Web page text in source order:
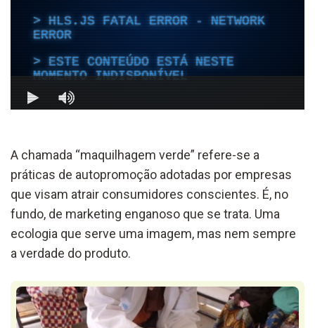
A chamada “maquilhagem verde” refere-se a
práticas de autopromoção adotadas por empresas
que visam atrair consumidores conscientes. É, no
fundo, de marketing enganoso que se trata. Uma
ecologia que serve uma imagem, mas nem sempre
a verdade do produto.